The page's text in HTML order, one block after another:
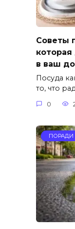
Советы
в ваш
Посуда
то, что
0
ПОРАДИ